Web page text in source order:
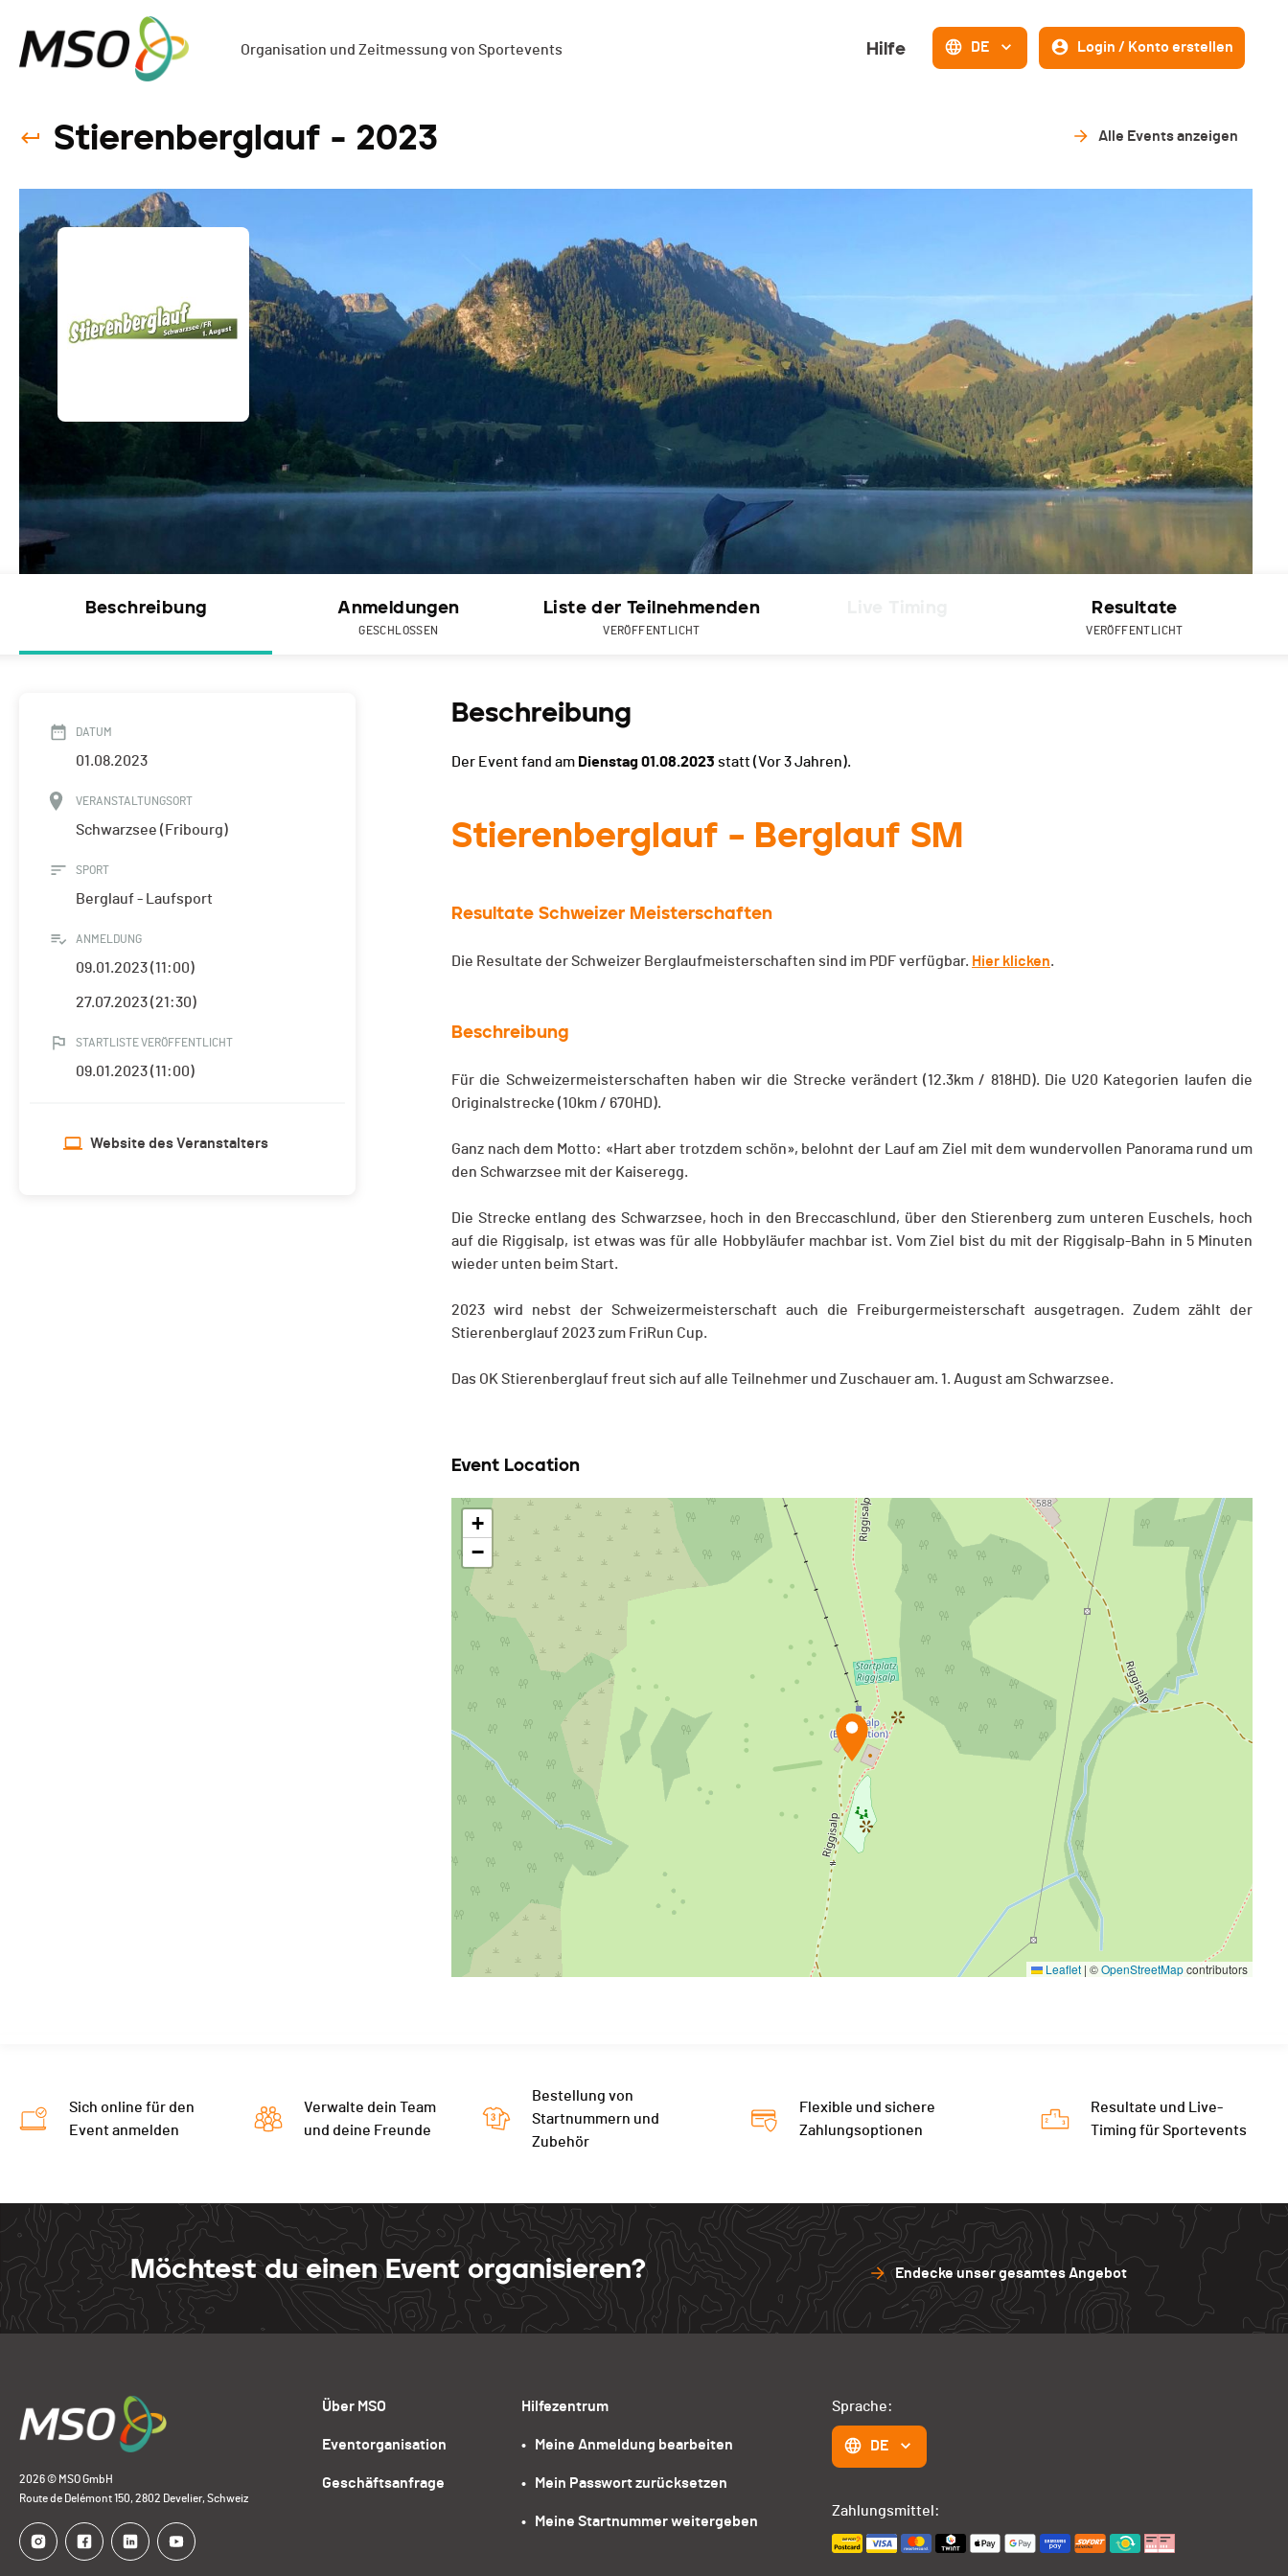
Organisation und Zeitmessung von Sportevents Hilfe DE Login / Konto erstellen
Stierenberglauf - 2023 Alle Events anzeigen
Beschreibung Anmeldungen
GESCHLOSSEN
Liste der Teilnehmenden
VERÖFFENTLICHT
Resultate
VERÖFFENTLICHT
DATUM
01.08.2023
VERANSTALTUNGSORT
Schwarzsee (Fribourg)
SPORT
Berglauf - Laufsport
ANMELDUNG
09.01.2023 (11:00)
27.07.2023 (21:30)
STARTLISTE VERÖFFENTLICHT
09.01.2023 (11:00)
Website des Veranstalters
Beschreibung
Der Event fand am Dienstag 01.08.2023 statt(Vor 3 Jahren).
Stierenberglauf – Berglauf SM
Resultate Schweizer Meisterschaften
Die Resultate der Schweizer Berglaufmeisterschaften sind im PDF verfügbar. Hier klicken.
Beschreibung
Für die Schweizermeisterschaften haben wir die Strecke verändert (12.3km / 818HD). Die U20 Kategorien laufen die
Originalstrecke (10km / 670HD).
Ganz nach dem Motto: «Hart aber trotzdem schön», belohnt der Lauf am Ziel mit dem wundervollen Panorama rund um
den Schwarzsee mit der Kaiseregg.
Die Strecke entlang des Schwarzsee, hoch in den Breccaschlund, über den Stierenberg zum unteren Euschels, hoch
auf die Riggisalp, ist etwas was für alle Hobbyläufer machbar ist. Vom Ziel bist du mit der Riggisalp-Bahn in 5 Minuten
wieder unten beim Start.
2023 wird nebst der Schweizermeisterschaft auch die Freiburgermeisterschaft ausgetragen. Zudem zählt der
Stierenberglauf 2023 zum FriRun Cup.
Das OK Stierenberglauf freut sich auf alle Teilnehmer und Zuschauer am. 1. August am Schwarzsee.
Event Location
+
−
Leaflet | ©OpenStreetMapcontributors
Sich online für den
Event anmelden
Verwalte dein Team
und deine Freunde
Bestellung von
Startnummern und
Zubehör
Flexible und sichere
Zahlungsoptionen
Resultate und Live-
Timing für Sportevents
Möchtest du einen Event organisieren? Endecke unser gesamtes Angebot
2026 © MSO GmbH
Route de Delémont 150, 2802 Develier, Schweiz
Über MSO
Eventorganisation
Geschäftsanfrage
Hilfezentrum
•   Meine Anmeldung bearbeiten
•   Mein Passwort zurücksetzen
•   Meine Startnummer weitergeben
Sprache:
DE
Zahlungsmittel: